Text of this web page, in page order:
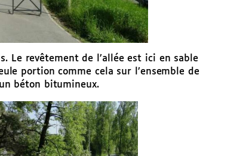
Le revêtement de l’allée est ici en sable
portion comme cela sur l’ensemble de
béton bitumineux.